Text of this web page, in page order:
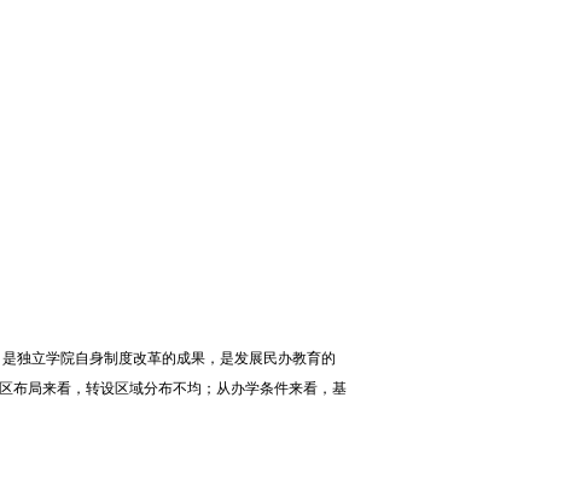
独立学院自身制度改革的成果，是发展民办教育的
布局来看，转设区域分布不均；从办学条件来看，基